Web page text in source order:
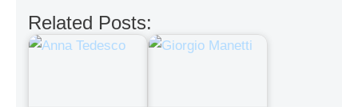
Related Posts: